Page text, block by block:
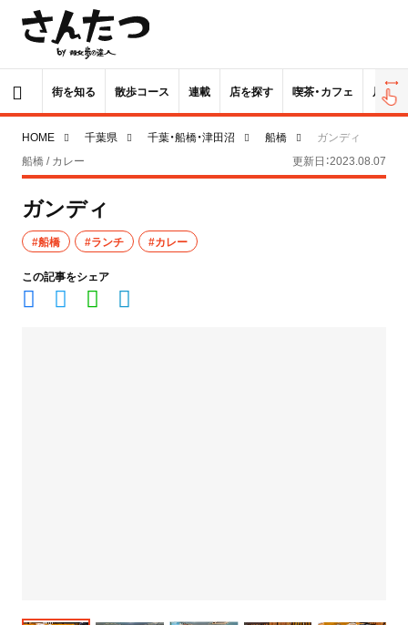
街を知る 散歩コース 連載 店を探す 喫茶・カフェ 居酒屋
HOME 千葉県 千葉・船橋・津田沼 船橋
ガンディ
船橋 / カレー
更新日：2023.08.07
ガンディ
#船橋 #ランチ #カレー
この記事をシェア